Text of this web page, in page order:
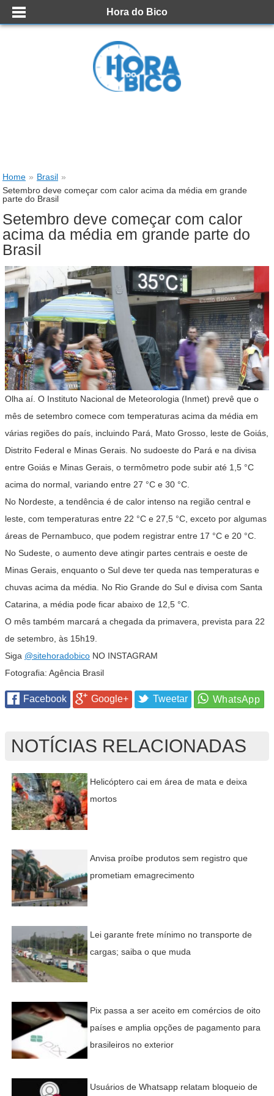
Hora do Bico
Home » Brasil »
Setembro deve começar com calor acima da média em grande
parte do Brasil
Setembro deve começar com calor
acima da média em grande parte do
Brasil
Olha aí. O Instituto Nacional de Meteorologia (Inmet) prevê que o
mês de setembro comece com temperaturas acima da média em
várias regiões do país, incluindo Pará, Mato Grosso, leste de Goiás,
Distrito Federal e Minas Gerais. No sudoeste do Pará e na divisa
entre Goiás e Minas Gerais, o termômetro pode subir até 1,5 °C
acima do normal, variando entre 27 °C e 30 °C.
No Nordeste, a tendência é de calor intenso na região central e
leste, com temperaturas entre 22 °C e 27,5 °C, exceto por algumas
áreas de Pernambuco, que podem registrar entre 17 °C e 20 °C.
No Sudeste, o aumento deve atingir partes centrais e oeste de
Minas Gerais, enquanto o Sul deve ter queda nas temperaturas e
chuvas acima da média. No Rio Grande do Sul e divisa com Santa
Catarina, a média pode ficar abaixo de 12,5 °C.
O mês também marcará a chegada da primavera, prevista para 22
de setembro, às 15h19.
Siga @sitehoradobico NO INSTAGRAM
Fotografia: Agência Brasil
Facebook Google+ Tweetar
NOTÍCIAS RELACIONADAS
Helicóptero cai em área de mata e deixa
mortos
Anvisa proíbe produtos sem registro que
prometiam emagrecimento
Lei garante frete mínimo no transporte de
cargas; saiba o que muda
Pix passa a ser aceito em comércios de oito
países e amplia opções de pagamento para
brasileiros no exterior
Usuários de Whatsapp relatam bloqueio de